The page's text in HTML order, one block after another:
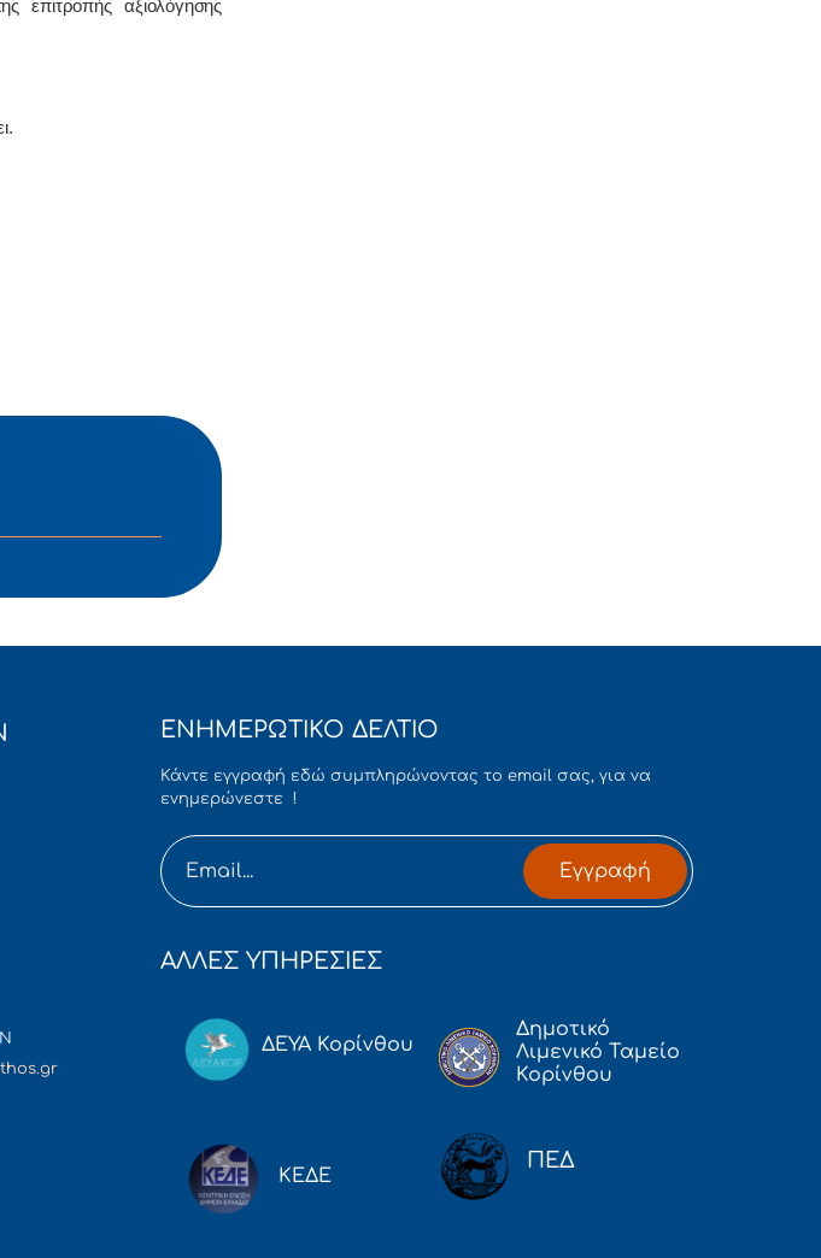
επιτροπής αξιολόγησης
ΕΝΗΜΕΡΩΤΙΚΟ ΔΕΛΤΙΟ
Κάντε εγγραφή εδώ συμπληρώνοντας το email σας, για να
ενημερώνεστε !
Εγγραφή
ΑΛΛΕΣ ΥΠΗΡΕΣΙΕΣ
ΔΕΥΑ Κορίνθου
Δημοτικό
Λιμενικό Ταμείο
Κορίνθου
ΚΕΔΕ
ΠΕΔ